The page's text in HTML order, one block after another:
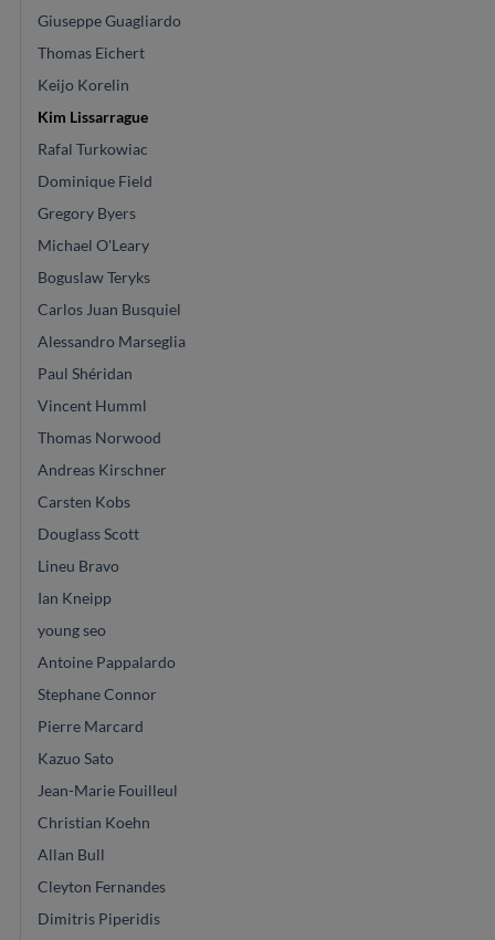
Giuseppe Guagliardo
Thomas Eichert
Keijo Korelin
Kim Lissarrague
Rafal Turkowiac
Dominique Field
Gregory Byers
Michael O'Leary
Boguslaw Teryks
Carlos Juan Busquiel
Alessandro Marseglia
Paul Shéridan
Vincent Humml
Thomas Norwood
Andreas Kirschner
Carsten Kobs
Douglass Scott
Lineu Bravo
Ian Kneipp
young seo
Antoine Pappalardo
Stephane Connor
Pierre Marcard
Kazuo Sato
Jean-Marie Fouilleul
Christian Koehn
Allan Bull
Cleyton Fernandes
Dimitris Piperidis